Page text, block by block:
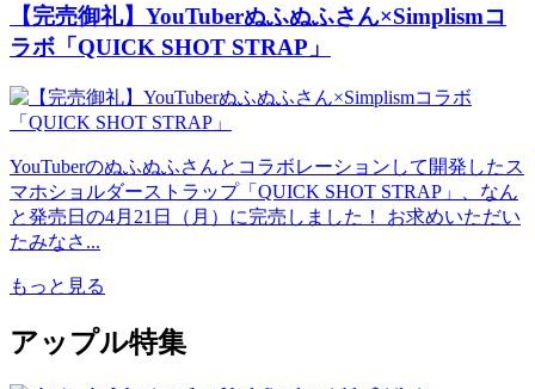
【完売御礼】YouTuberぬふぬふさん×Simplismコ
ラボ「QUICK SHOT STRAP」
YouTuberのぬふぬふさんとコラボレーションして開発したス
マホショルダーストラップ「QUICK SHOT STRAP」、なん
と発売日の4月21日（月）に完売しました！ お求めいただい
たみなさ...
もっと見る
アップル特集